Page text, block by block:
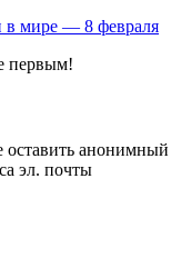
в мире — 8 февраля
первым!
анонимный
эл. почты